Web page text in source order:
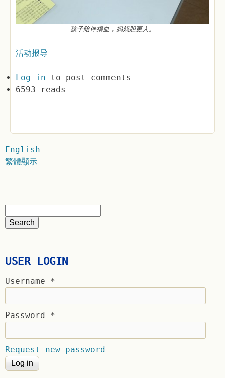
孩子陪伴捐血，妈妈胆更大。
活动报导
Log in to post comments
6593 reads
English
繁體顯示
USER LOGIN
Username *
Password *
Request new password